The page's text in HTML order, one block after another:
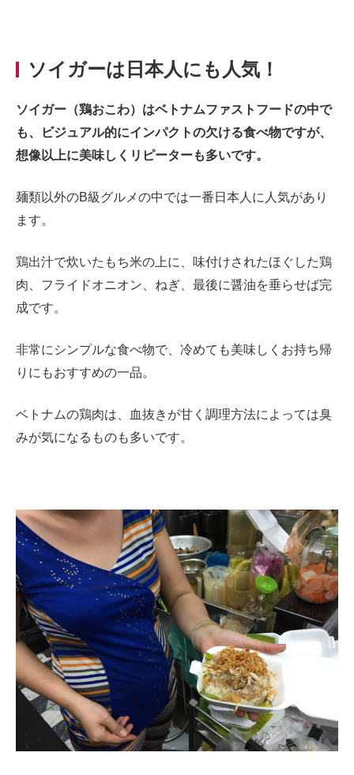
ソイガーは日本人にも人気！
ソイガー（鶏おこわ）はベトナムファストフードの中で
も、ビジュアル的にインパクトの欠ける食べ物ですが、
想像以上に美味しくリピーターも多いです。
麺類以外のB級グルメの中では一番日本人に人気があり
ます。
鶏出汁で炊いたもち米の上に、味付けされたほぐした鶏
肉、フライドオニオン、ねぎ、最後に醤油を垂らせば完
成です。
非常にシンプルな食べ物で、冷めても美味しくお持ち帰
りにもおすすめの一品。
ベトナムの鶏肉は、血抜きが甘く調理方法によっては臭
みが気になるものも多いです。